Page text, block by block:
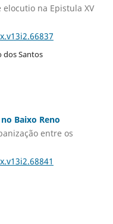
na Epistula XV
dos Santos
Baixo Reno
entre os